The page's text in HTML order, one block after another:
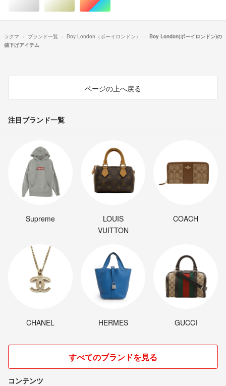
シルバー/銀色系ゴールド/金色系マルチカラー
ラクマ ブランド一覧 Boy London（ボーイロンドン）
Boy London(ボーイロンドン)の
値下げアイテム
ページの上へ戻る
注目ブランド一覧
Supreme
LOUIS
VUITTON
COACH
CHANEL HERMES GUCCI
すべてのブランドを見る
コンテンツ